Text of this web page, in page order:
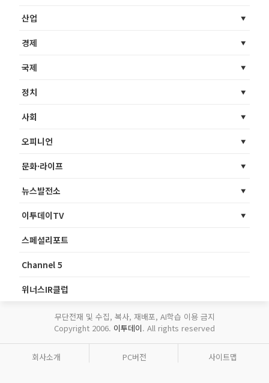
산업
경제
국제
정치
사회
오피니언
문화·라이프
뉴스발전소
이투데이TV
스페셜리포트
Channel 5
위너스IR클럽
무단전재 및 수집, 복사, 재배포, AI학습 이용 금지
Copyright 2006. 이투데이. All rights reserved
회사소개 PC버전 사이트맵